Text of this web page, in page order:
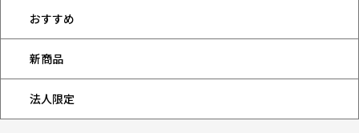
おすすめ
新商品
法人限定